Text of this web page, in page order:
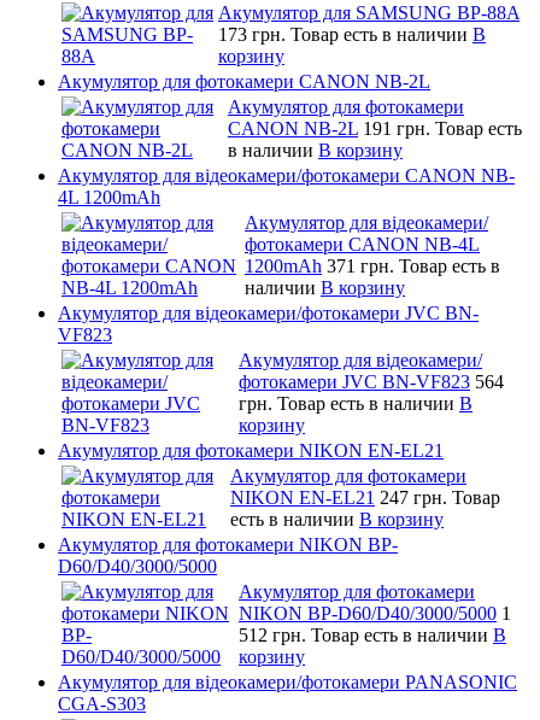
Акумулятор для SAMSUNG BP-88A
173 грн. Товар есть в наличии В
корзину
Акумулятор для фотокамери CANON NB-2L
Акумулятор для фотокамери
CANON NB-2L 191 грн. Товар есть
в наличии В корзину
Акумулятор для відеокамери/фотокамери CANON NB-
4L 1200mAh
Акумулятор для відеокамери/
фотокамери CANON NB-4L
1200mAh 371 грн. Товар есть в
наличии В корзину
Акумулятор для відеокамери/фотокамери JVC BN-
VF823
Акумулятор для відеокамери/
фотокамери JVC BN-VF823 564
грн. Товар есть в наличии В
корзину
Акумулятор для фотокамери NIKON EN-EL21
Акумулятор для фотокамери
NIKON EN-EL21 247 грн. Товар
есть в наличии В корзину
Акумулятор для фотокамери NIKON BP-
D60/D40/3000/5000
Акумулятор для фотокамери
NIKON BP-D60/D40/3000/5000 1
512 грн. Товар есть в наличии В
корзину
Акумулятор для відеокамери/фотокамери PANASONIC
CGA-S303